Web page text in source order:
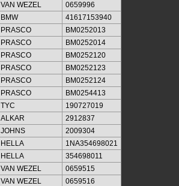
VAN WEZEL
0659996
BMW
41617153940
PRASCO
BM0252013
PRASCO
BM0252014
PRASCO
BM0252120
PRASCO
BM0252123
PRASCO
BM0252124
PRASCO
BM0254413
TYC
190727019
ALKAR
2912837
JOHNS
2009304
HELLA
1NA354698021
HELLA
354698011
VAN WEZEL
0659515
VAN WEZEL
0659516